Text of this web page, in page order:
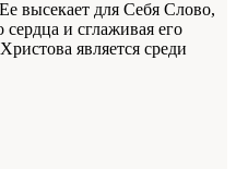
высекает для Себя Слово,
сердца и сглаживая его
является среди